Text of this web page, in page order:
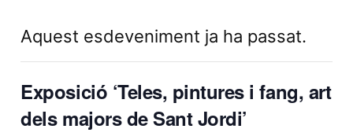
Aquest esdeveniment ja ha passat.
Exposició ‘Teles, pintures i fang, art
dels majors de Sant Jordi’